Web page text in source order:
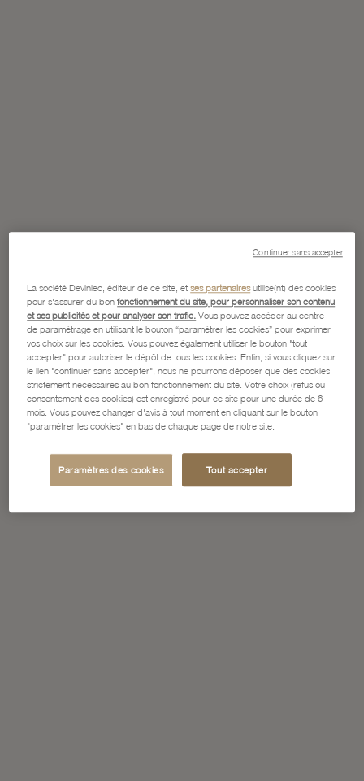
La société Devinlec, éditeur de ce site, etses partenairesutilise(nt) des cookies
pour s'assurer du bonfonctionnement du site, pour personnaliser son contenu
et ses publicités et pour analyser son trafic. Vous pouvez accéder au centre
de paramétrage en utilisant le bouton “paramétrer les cookies” pour exprimer
vos choix sur les cookies. Vous pouvez également utiliser le bouton "tout
accepter" pour autoriser le dépôt de tous les cookies. Enfin, si vous cliquez sur
le lien "continuer sans accepter", nous ne pourrons déposer que des cookies
strictement nécessaires au bon fonctionnement du site. Votre choix (refus ou
consentement des cookies) est enregistré pour ce site pour une durée de 6
mois. Vous pouvez changer d'avis à tout moment en cliquant sur le bouton
"paramétrer les cookies" en bas de chaque page de notre site.
Paramètres des cookies Tout accepter
Continuer sans accepter